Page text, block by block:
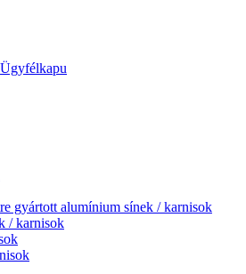
Ügyfélkapu
gyártott alumínium sínek / karnisok
/ karnisok